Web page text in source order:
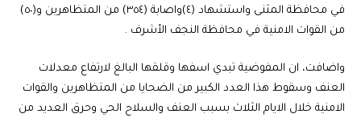
في محافظة المثنى واستشهاد (٤)واصابة (٣٥٤) من المتظاهرين و(٥٠)
من القوات الامنية في محافظة النجف الأشرف .
واضافت، ان المفوضية تبدي اسفها وقلقها البالغ لارتفاع معدلات
العنف وسقوط هذا العدد الكبير من الضحايا من المتظاهرين والقوات
الامنية خلال الايام الثلاث بسبب العنف والسلاح الحي وحرق العديد من